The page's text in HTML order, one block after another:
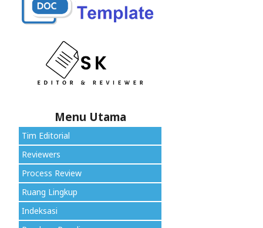
Menu Utama
Tim Editorial
Reviewers
Process Review
Ruang Lingkup
Indeksasi